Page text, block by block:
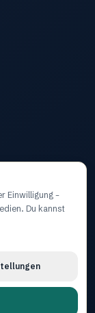
Einwilligung –
Du kannst